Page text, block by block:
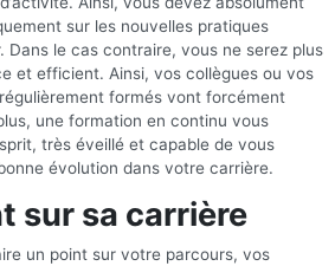
sur les nouvelles pratiques
Dans le cas contraire, vous ne serez plus
et efficient. Ainsi, vos collègues ou vos
formés vont forcément
une formation en continu vous
très éveillé et capable de vous
évolution dans votre carrière.
sur sa carrière
un point sur votre parcours, vos